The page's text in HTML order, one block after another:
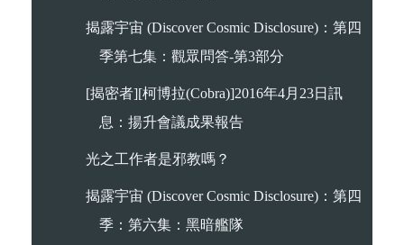
揭露宇宙 (Discover Cosmic Disclosure)：第四
季第七集：觀眾問答-第3部分
[揭密者][柯博拉(Cobra)]2016年4月23日訊
息：揚升會議成果報告
光之工作者是邪教嗎？
揭露宇宙 (Discover Cosmic Disclosure)：第四
季：第六集：黑暗艦隊